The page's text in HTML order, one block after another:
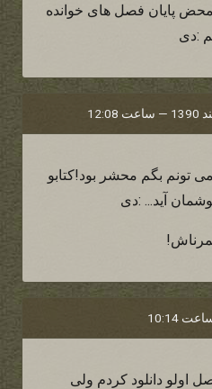
پایان فصل های خوانده
:دی
تونم بگم محشر بود!کتابو
آید... :دی
اولو دانلود کردم ولی